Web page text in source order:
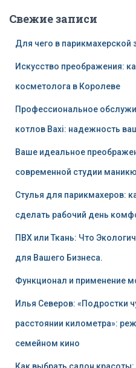
Свежие записи
Для чего в парикмахерской
Искусство преображения:
косметолога в Королеве
Профессиональное
котлов Baxi: надежность
Ваше идеальное
современной студии
Стулья для парикмахеров:
сделать рабочий день
ПВХ или Ткань: Что
для Вашего Бизнеса.
Функционал и применение
Илья Северов: «Подростки
расстоянии километра»:
семейном кино
Как выбрать салон